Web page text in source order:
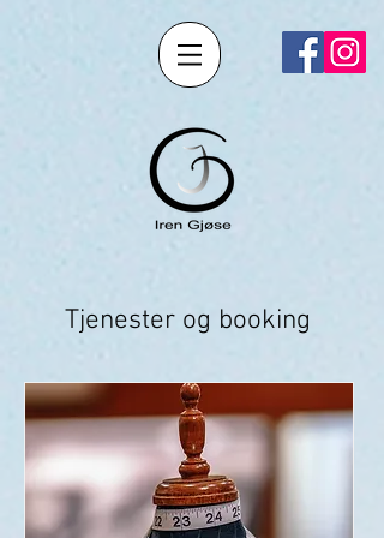
Tjenester og booking